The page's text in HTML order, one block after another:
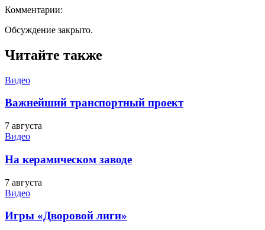
Комментарии:
Обсуждение закрыто.
Читайте также
Видео
Важнейший транспортный проект
7 августа
Видео
На керамическом заводе
7 августа
Видео
Игры «Дворовой лиги»